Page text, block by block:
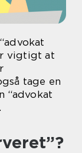
vigtigt at
tage en
“advokat